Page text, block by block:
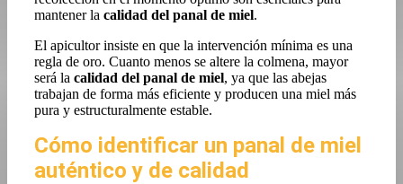
mantener la calidad del panal de miel.
El apicultor insiste en que la intervención mínima es una
regla de oro. Cuanto menos se altere la colmena, mayor
será la calidad del panal de miel, ya que las abejas
trabajan de forma más eficiente y producen una miel más
pura y estructuralmente estable.
Cómo identificar un panal de miel
auténtico y de calidad